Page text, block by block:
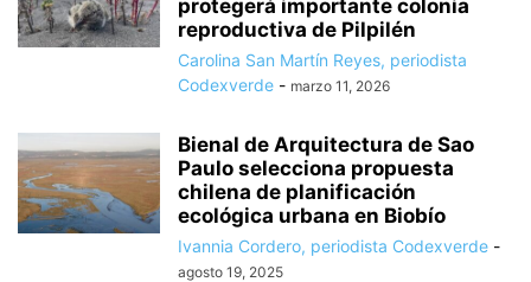
protegerá importante colonia
reproductiva de Pilpilén
Carolina San Martín Reyes, periodista
Codexverde - marzo 11, 2026
Bienal de Arquitectura de Sao
Paulo selecciona propuesta
chilena de planificación
ecológica urbana en Biobío
Ivannia Cordero, periodista Codexverde -
agosto 19, 2025